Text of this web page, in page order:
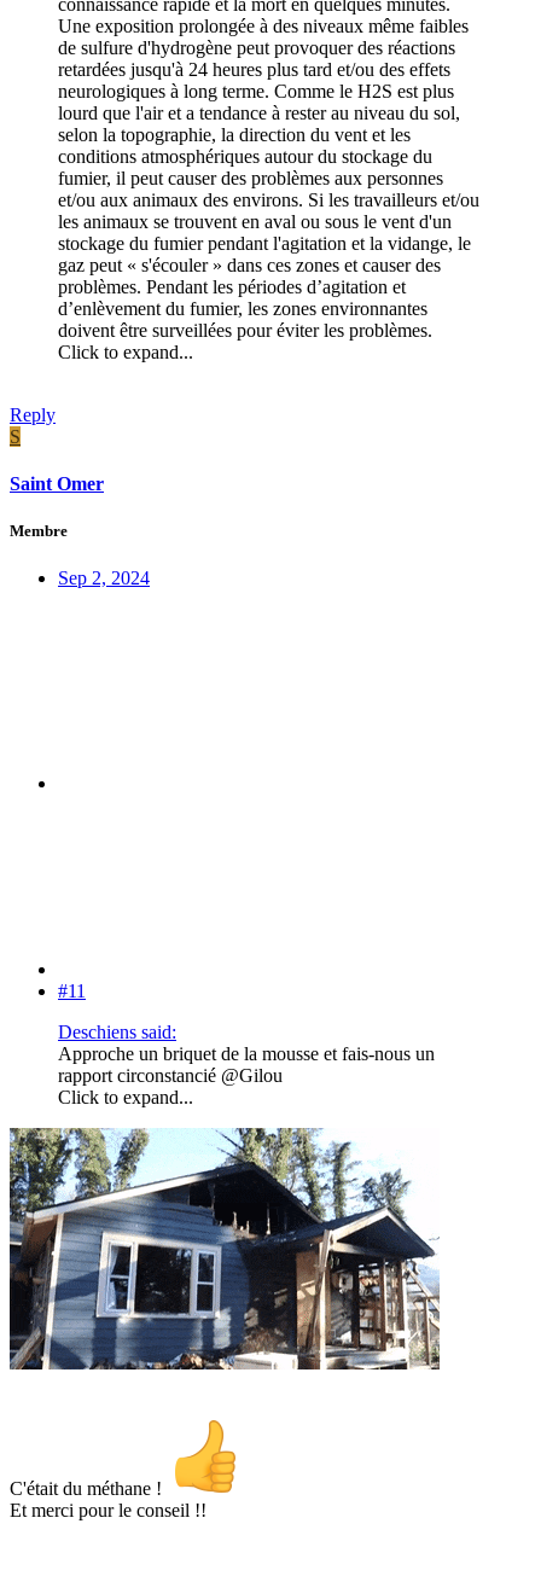
Une exposition prolongée à des niveaux même faibles
de sulfure d'hydrogène peut provoquer des réactions
retardées jusqu'à 24 heures plus tard et/ou des effets
neurologiques à long terme. Comme le H2S est plus
lourd que l'air et a tendance à rester au niveau du sol,
selon la topographie, la direction du vent et les
conditions atmosphériques autour du stockage du
fumier, il peut causer des problèmes aux personnes
et/ou aux animaux des environs. Si les travailleurs et/ou
les animaux se trouvent en aval ou sous le vent d'un
stockage du fumier pendant l'agitation et la vidange, le
gaz peut « s'écouler » dans ces zones et causer des
problèmes. Pendant les périodes d’agitation et
d’enlèvement du fumier, les zones environnantes
doivent être surveillées pour éviter les problèmes.
Click to expand...
Reply
S
Saint Omer
Membre
Sep 2, 2024
#11
Deschiens said:
Approche un briquet de la mousse et fais-nous un
rapport circonstancié @Gilou
Click to expand...
C'était du méthane !
Et merci pour le conseil !!